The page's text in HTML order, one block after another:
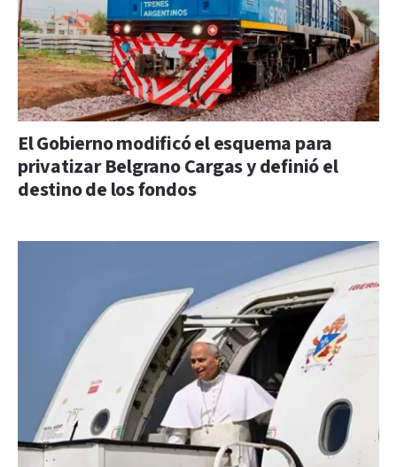
El Gobierno modificó el esquema para
privatizar Belgrano Cargas y definió el
destino de los fondos